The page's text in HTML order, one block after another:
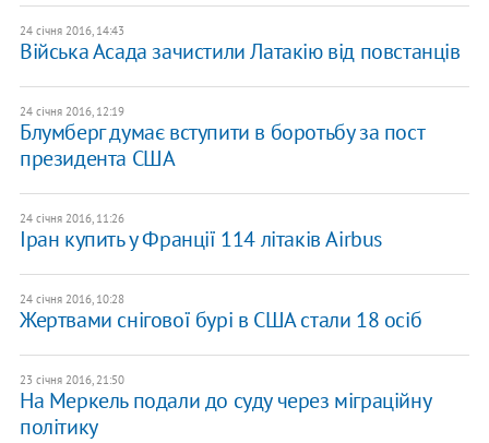
24 січня 2016, 14:43
Війська Асада зачистили Латакію від повстанців
24 січня 2016, 12:19
Блумберг думає вступити в боротьбу за пост
президента США
24 січня 2016, 11:26
Іран купить у Франції 114 літаків Airbus
24 січня 2016, 10:28
Жертвами снігової бурі в США стали 18 осіб
23 січня 2016, 21:50
На Меркель подали до суду через міграційну
політику